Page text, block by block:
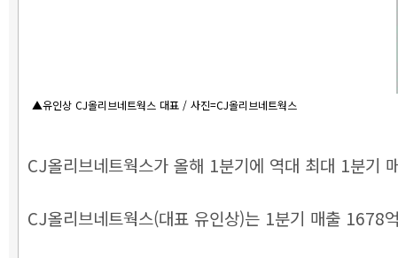
▲유인상 CJ올리브네트웍스 대표 / 사진=CJ올리브네트웍스
CJ올리브네트웍스가 올해 1분기에 역대 최대 1분기
CJ올리브네트웍스(대표 유인상)는 1분기 매출